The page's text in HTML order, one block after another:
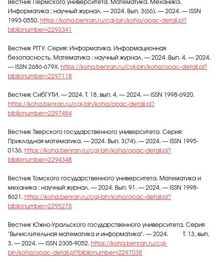
Вестник Пермского университета. Математика. Механика.
Информатика : научный журнал. — 2024. Вып. 3(66). — 2024. — ISSN
1993-0550. https://koha.benran.ru/cgi-bin/koha/opac-detail.pl?
biblionumber=2293341
Вестник РГГУ. Серия: Информатика. Информационная
безопасность. Математика : научный журнал. — 2024. Вып. 4. — 2024.
— ISSN 2686-679X. https://koha.benran.ru/cgi-bin/koha/opac-detail.pl?
biblionumber=2297118
Вестник СибГУТИ. — 2024. Т. 18, вып. 4. — 2024. — ISSN 1998-6920.
https://koha.benran.ru/cgi-bin/koha/opac-detail.pl?
biblionumber=2297484
Вестник Тверского государственного университета. Серия:
Прикладная математика. — 2024. Вып. 3(74). — 2024. — ISSN 1995-
0136. https://koha.benran.ru/cgi-bin/koha/opac-detail.pl?
biblionumber=2294348
Вестник Томского государственного университета. Математика и
механика : научный журнал. — 2024. Вып. 91. — 2024. — ISSN 1998-
8621. https://koha.benran.ru/cgi-bin/koha/opac-detail.pl?
biblionumber=2295275
Вестник Южно-Уральского государственного университета. Серия
"Вычислительная математика и информатика". — 2024. Т. 13, вып.
3. — 2024. — ISSN 2305-9052. https://koha.benran.ru/cgi-
bin/koha/opac-detail.pl?biblionumber=2297038